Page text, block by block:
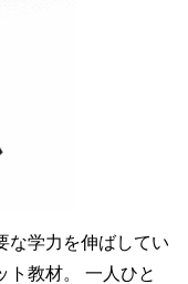
な学力を伸ばしてい
ト教材。 一人ひと